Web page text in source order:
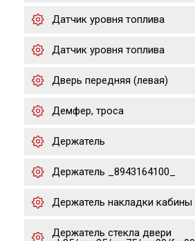
Датчик уровня топлива
Датчик уровня топлива
Дверь передняя (левая)
Демфер, троса
Держатель
Держатель _8943164100_
Держатель накладки кабины
Держатель стекла двери